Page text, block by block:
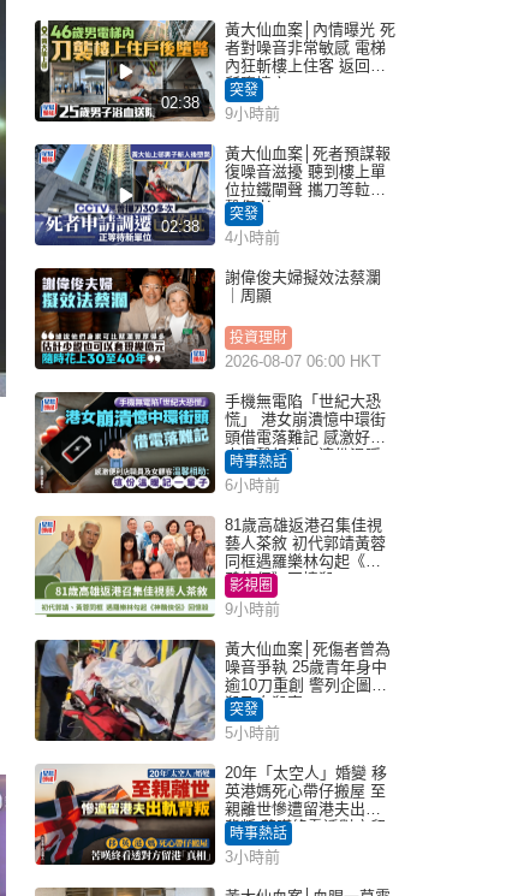
02:38
黃大仙血案│內情曝光 死
者對噪音非常敏感 電梯
內狂斬樓上住客 返回住
所墮樓亡
突發
9小時前
02:38
黃大仙血案│死者預謀報
復噪音滋擾 聽到樓上單
位拉鐵閘聲 攜刀等𨋢伏
擊傷者
突發
4小時前
謝偉俊夫婦擬效法蔡瀾
｜周顯
投資理財
2026-08-07 06:00 HKT
手機無電陷「世紀大恐
慌」 港女崩潰憶中環街
頭借電落難記 感激好心
人溫馨相助：這份溫暖
記一輩子｜Juicy叮
時事熱話
6小時前
81歲高雄返港召集佳視
藝人茶敘 初代郭靖黃蓉
同框遇羅樂林勾起《神
鵰俠侶》回憶殺
影視圈
9小時前
黃大仙血案│死傷者曾為
噪音爭執 25歲青年身中
逾10刀重創 警列企圖謀
殺及自殺案
突發
5小時前
20年「太空人」婚變 移
英港媽死心帶仔搬屋 至
親離世慘遭留港夫出軌
背叛 苦嘆終看透對方留
港「真相」｜Juicy叮
時事熱話
3小時前